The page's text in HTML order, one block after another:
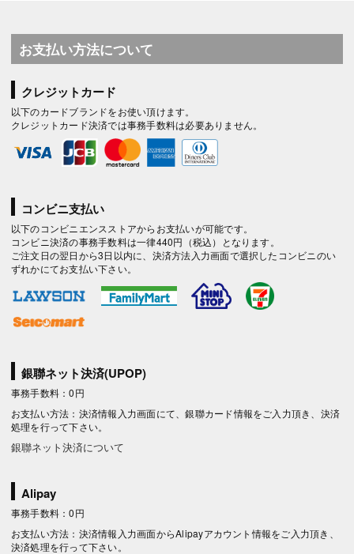
お支払い方法について
クレジットカード
以下のカードブランドをお使い頂けます。
クレジットカード決済では事務手数料は必要ありません。
コンビニ支払い
以下のコンビニエンスストアからお支払いが可能です。
コンビニ決済の事務手数料は一律440円（税込）となります。
ご注文日の翌日から3日以内に、決済方法入力画面で選択したコンビニのい
ずれかにてお支払い下さい。
銀聯ネット決済(UPOP)
事務手数料：0円
お支払い方法：決済情報入力画面にて、銀聯カード情報をご入力頂き、決済
処理を行って下さい。
銀聯ネット決済について
Alipay
事務手数料：0円
お支払い方法：決済情報入力画面からAlipayアカウント情報をご入力頂き、
決済処理を行って下さい。